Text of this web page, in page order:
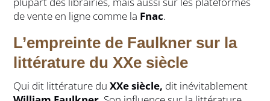
de vente en ligne comme la Fnac.
L’empreinte de Faulkner sur la
littérature du XXe siècle
Qui dit littérature duXXe siècle, dit inévitablement